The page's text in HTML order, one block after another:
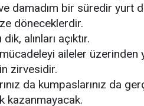
ve damadım bir süredir yurt
döneceklerdir.
dik, alınları açıktır.
aileler üzerinden
zirvesidir.
da kumpaslarınız da
kazanmayacak.